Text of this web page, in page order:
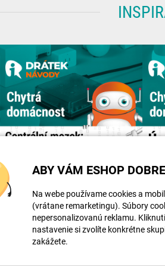
ABY VÁM ESHOP
Na webe používame cookies a
(vrátane remarketingu). Súbory
nepersonalizovanú reklamu.
nastavenie si zvolíte konkrétne
zakážete.